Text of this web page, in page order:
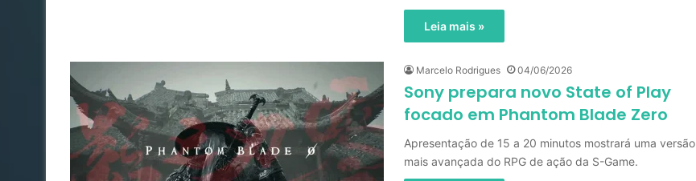
Leia mais »
Marcelo Rodrigues 04/06/2026
Sony prepara novo State of Play
focado em Phantom Blade Zero
Apresentação de 15 a 20 minutos mostrará uma versão
mais avançada do RPG de ação da S-Game.